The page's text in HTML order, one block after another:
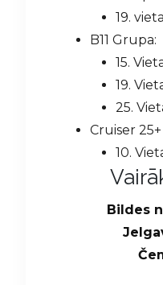
19.
B11 Grupa:
15.
19.
25.
Cruiser 25+
10.
Bildes